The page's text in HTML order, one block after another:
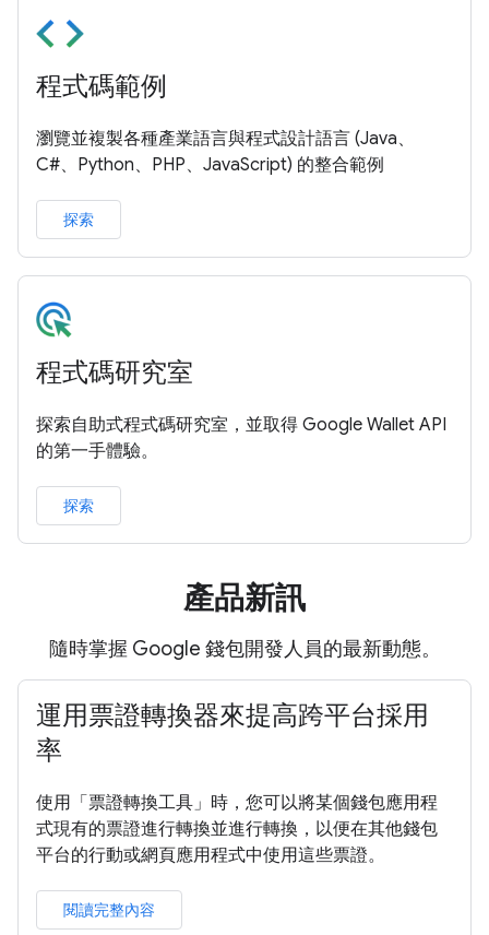
程式碼範例
瀏覽並複製各種產業語言與程式設計語言 (Java、
C#、Python、PHP、JavaScript) 的整合範例
探索
程式碼研究室
探索自助式程式碼研究室，並取得 Google Wallet API
的第一手體驗。
探索
產品新訊
隨時掌握 Google 錢包開發人員的最新動態。
運用票證轉換器來提高跨平台採用
率
使用「票證轉換工具」時，您可以將某個錢包應用程
式現有的票證進行轉換並進行轉換，以便在其他錢包
平台的行動或網頁應用程式中使用這些票證。
閱讀完整內容